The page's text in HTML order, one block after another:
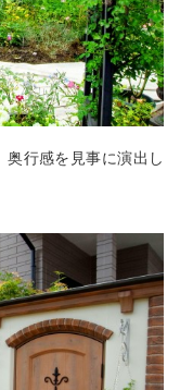
行感を見事に演出し